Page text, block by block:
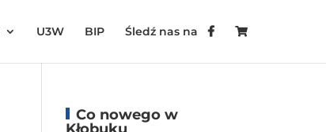
U3W BIP Śledź nas na
Co nowego w